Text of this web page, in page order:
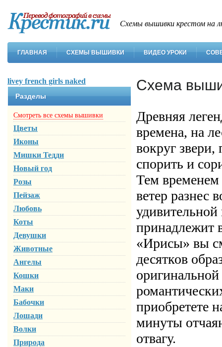
Схемы вышивки крестом на
ГЛАВНАЯ СХЕМЫ ВЫШИВКИ ВИДЕО УРОКИ
livey french girls naked
Разделы
Смотреть все схемы вышивки
Цветы
Иконы
Мишки Тедди
Новый год
Розы
Пейзаж
Любовь
Коты
Девушки
Животные
Ангелы
Кошки
Маки
Бабочки
Лошади
Волки
Природа
Схема
Древняя
времена, на
вокруг
спорить и
Тем временем
ветер разнес
удивительной
принадлежит
«Ирисы» вы
десятков
приобретете
минуты
отвагу.